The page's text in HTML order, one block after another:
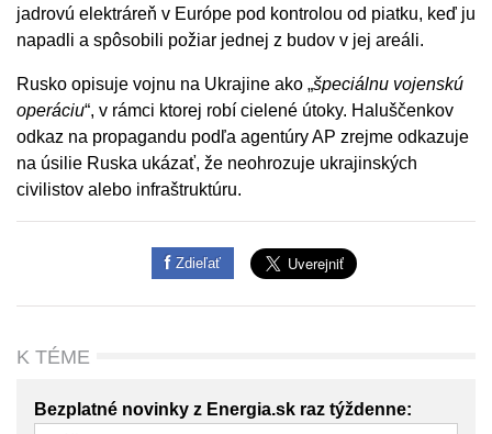
jadrovú elektráreň v Európe pod kontrolou od piatku, keď ju
napadli a spôsobili požiar jednej z budov v jej areáli.
Rusko opisuje vojnu na Ukrajine ako „špeciálnu vojenskú
operáciu“, v rámci ktorej robí cielené útoky. Haluščenkov
odkaz na propagandu podľa agentúry AP zrejme odkazuje
na úsilie Ruska ukázať, že neohrozuje ukrajinských
civilistov alebo infraštruktúru.
Zdieľať
K TÉME
Bezplatné novinky z Energia.sk raz týždenne: